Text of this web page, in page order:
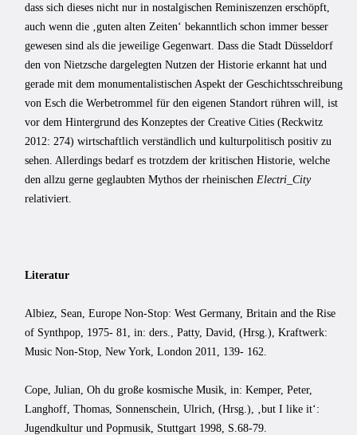
dass sich dieses nicht nur in nostalgischen Reminiszenzen erschöpft,
auch wenn die ‚guten alten Zeiten‘ bekanntlich schon immer besser
gewesen sind als die jeweilige Gegenwart. Dass die Stadt Düsseldorf
den von Nietzsche dargelegten Nutzen der Historie erkannt hat und
gerade mit dem monumentalistischen Aspekt der Geschichtsschreibung
von Esch die Werbetrommel für den eigenen Standort rühren will, ist
vor dem Hintergrund des Konzeptes der Creative Cities (Reckwitz
2012: 274) wirtschaftlich verständlich und kulturpolitisch positiv zu
sehen. Allerdings bedarf es trotzdem der kritischen Historie, welche
den allzu gerne geglaubten Mythos der rheinischen Electri_City
relativiert.
Literatur
Albiez, Sean, Europe Non-Stop: West Germany, Britain and the Rise
of Synthpop, 1975- 81, in: ders., Patty, David, (Hrsg.), Kraftwerk:
Music Non-Stop, New York, London 2011, 139- 162.
Cope, Julian, Oh du große kosmische Musik, in: Kemper, Peter,
Langhoff, Thomas, Sonnenschein, Ulrich, (Hrsg.), ‚but I like it‘:
Jugendkultur und Popmusik, Stuttgart 1998, S.68-79.